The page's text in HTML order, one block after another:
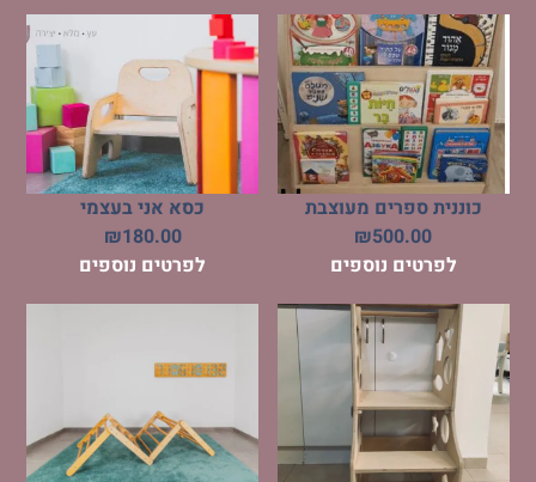
כוננית ספרים מעוצבת
₪500.00
לפרטים נוספים
כסא אני בעצמי
₪180.00
לפרטים נוספים